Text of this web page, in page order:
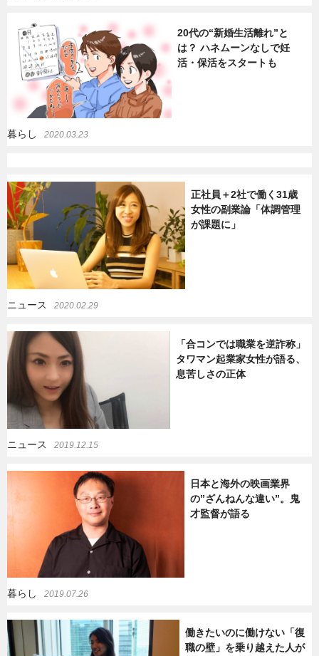
20代の“新婚生活離れ”と
は？ ハネムーンなしで妊
活・保活をスタートも
暮らし 2020.03.23
正社員＋2社で働く31歳
女性の副業論「体調管理
が課題に」
ニュース 2020.02.29
「合コンでは職業を逆詐称」
タワマン起業家女性が語る、
息苦しさの正体
ニュース 2019.12.15
日本と海外の映画業界
の”ざんねんな違い”。鬼
才監督が語る
暮らし 2019.07.26
働きたいのに働けない「復
職の壁」を乗り越えた人が